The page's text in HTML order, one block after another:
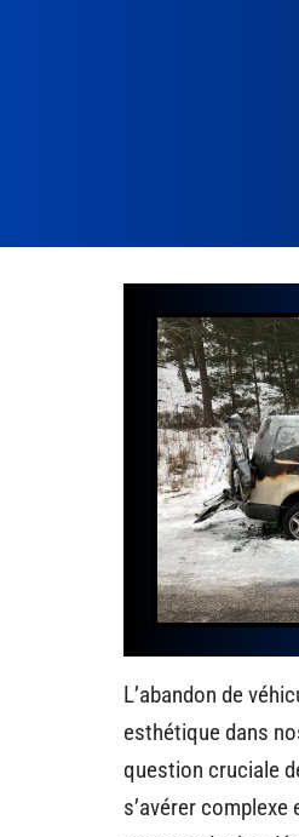
L’abandon de
esthétique dans
question cruciale
s’avérer